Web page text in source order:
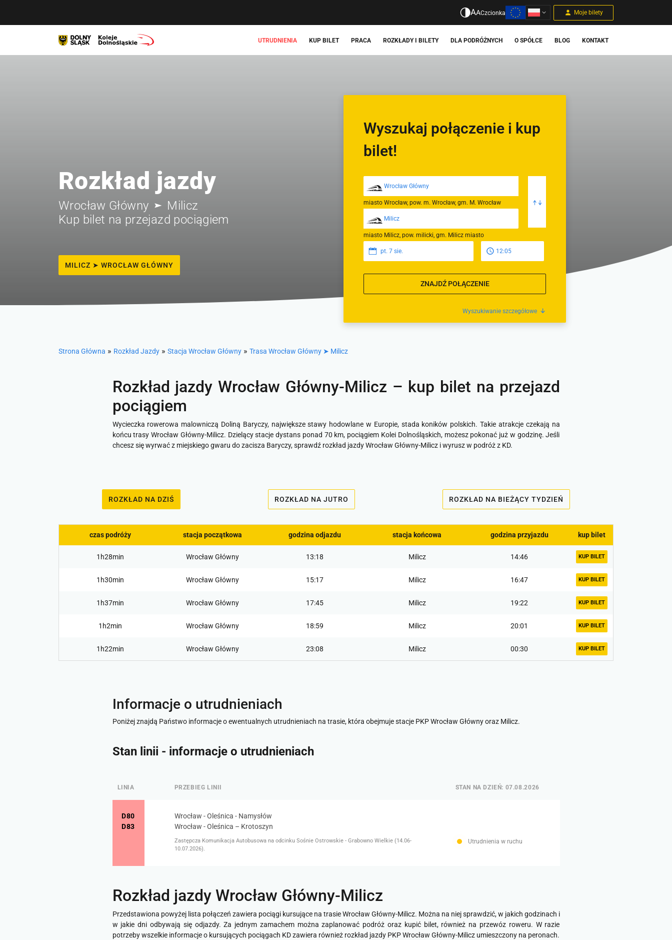
Moje bilety
AACzcionka
UTRUDNIENIA KUP BILET PRACA ROZKŁADY I BILETY DLA PODRÓŻNYCH O SPÓŁCE BLOG KONTAKT
Rozkład jazdy
Wrocław Główny
Milicz
Kup bilet na przejazd pociągiem
MILICZ ➤ WROCŁAW GŁÓWNY
Wyszukaj połączenie i kup
bilet!
miasto Wrocław, pow. m. Wrocław, gm. M. Wrocław
miasto Milicz, pow. milicki, gm. Milicz miasto
pt. 7 sie. 12:05
ZNAJDŹ POŁĄCZENIE
Wyszukiwanie szczegółowe
Strona Główna » Rozkład Jazdy » Stacja Wrocław Główny » Trasa Wrocław Główny ➤ Milicz
Rozkład jazdy Wrocław Główny-Milicz – kup bilet na przejazd
pociągiem
Wycieczka rowerowa malowniczą Doliną Baryczy, największe stawy hodowlane w Europie, stada koników polskich. Takie atrakcje czekają na
końcu trasy Wrocław Główny-Milicz. Dzielący stacje dystans ponad 70 km, pociągiem Kolei Dolnośląskich, możesz pokonać już w godzinę. Jeśli
chcesz się wyrwać z miejskiego gwaru do zacisza Baryczy, sprawdź rozkład jazdy Wrocław Główny-Milicz i wyrusz w podróż z KD.
ROZKŁAD NA DZIŚ ROZKŁAD NA JUTRO ROZKŁAD NA BIEŻĄCY TYDZIEŃ
czas podróży stacja początkowa godzina odjazdu stacja końcowa godzina przyjazdu kup bilet
1h28min Wrocław Główny 13:18 Milicz 14:46 KUP BILET
1h30min Wrocław Główny 15:17 Milicz 16:47 KUP BILET
1h37min Wrocław Główny 17:45 Milicz 19:22 KUP BILET
1h2min Wrocław Główny 18:59 Milicz 20:01 KUP BILET
1h22min Wrocław Główny 23:08 Milicz 00:30 KUP BILET
Informacje o utrudnieniach
Poniżej znajdą Państwo informacje o ewentualnych utrudnieniach na trasie, która obejmuje stacje PKP Wrocław Główny oraz Milicz.
Stan linii - informacje o utrudnieniach
LINIA PRZEBIEG LINII STAN NA DZIEŃ: 07.08.2026
D80
D83
Wrocław - Oleśnica - Namysłów
Wrocław - Oleśnica – Krotoszyn
Zastępcza Komunikacja Autobusowa na odcinku Sośnie Ostrowskie - Grabowno Wielkie (14.06-
10.07.2026).
Utrudnienia w ruchu
Rozkład jazdy Wrocław Główny-Milicz
Przedstawiona powyżej lista połączeń zawiera pociągi kursujące na trasie Wrocław Główny-Milicz. Można na niej sprawdzić, w jakich godzinach i
w jakie dni odbywają się odjazdy. Za jednym zamachem można zaplanować podróż oraz kupić bilet, również na przewóz roweru. W razie
potrzeby wszelkie informacje o kursujących pociągach KD zawiera również rozkład jazdy PKP Wrocław Główny-Milicz umieszczony na peronach.